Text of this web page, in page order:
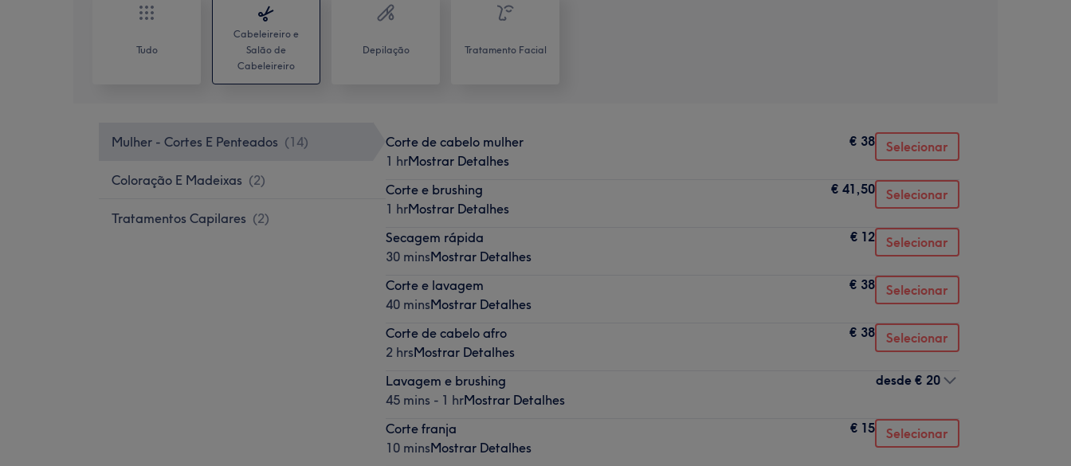
Tudo
Cabeleireiro e
Salão de
Cabeleireiro
Depilação Tratamento Facial
Mulher - Cortes E Penteados (14)
Coloração E Madeixas (2)
Tratamentos Capilares (2)
Corte de cabelo mulher
1 hrMostrar Detalhes
€ 38 Selecionar
Corte e brushing
1 hrMostrar Detalhes
€ 41,50 Selecionar
Secagem rápida
30 minsMostrar Detalhes
€ 12 Selecionar
Corte e lavagem
40 minsMostrar Detalhes
€ 38 Selecionar
Corte de cabelo afro
2 hrsMostrar Detalhes
€ 38 Selecionar
Lavagem e brushing
45 mins - 1 hrMostrar Detalhes
desde € 20
Corte franja
10 minsMostrar Detalhes
€ 15 Selecionar